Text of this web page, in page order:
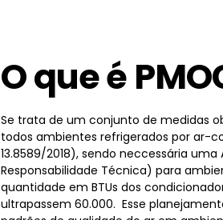
O que é
Se trata de um conjunto de medidas
todos ambientes refrigerados por ar-
13.8589/2018), sendo neccessária uma
Responsabilidade Técnica) para
quantidade em BTUs dos
ultrapassem 60.000. Esse